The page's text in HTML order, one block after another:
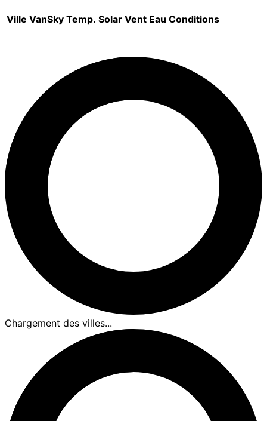
Ville VanSky Temp. Solar Vent Eau Conditions
Chargement des villes...